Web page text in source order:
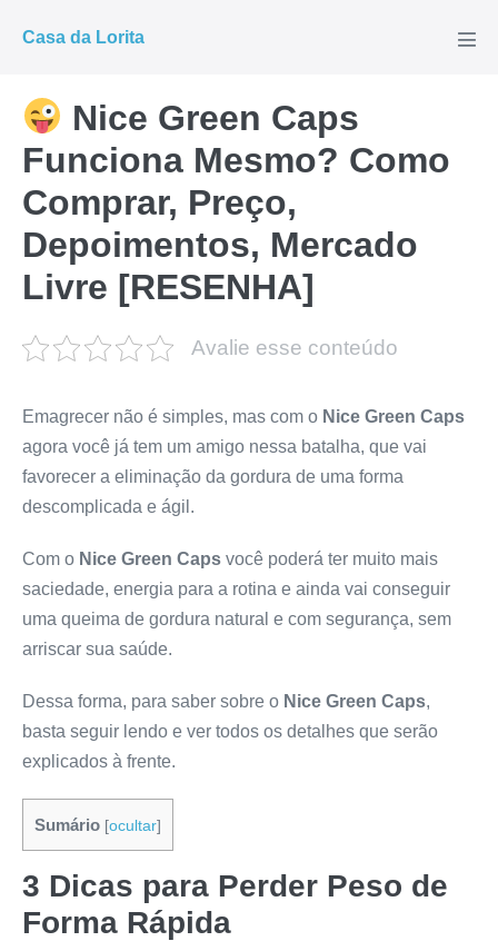
para
conteúdo
Casa da Lorita
Nice Green Caps
Funciona Mesmo? Como
Comprar, Preço,
Depoimentos, Mercado
Livre [RESENHA]
Avalie esse conteúdo
Emagrecer não é simples, mas com o Nice Green Caps
agora você já tem um amigo nessa batalha, que vai
favorecer a eliminação da gordura de uma forma
descomplicada e ágil.
Com o Nice Green Caps você poderá ter muito mais
saciedade, energia para a rotina e ainda vai conseguir
uma queima de gordura natural e com segurança, sem
arriscar sua saúde.
Dessa forma, para saber sobre o Nice Green Caps,
basta seguir lendo e ver todos os detalhes que serão
explicados à frente.
Sumário [ocultar]
3 Dicas para Perder Peso de
Forma Rápida